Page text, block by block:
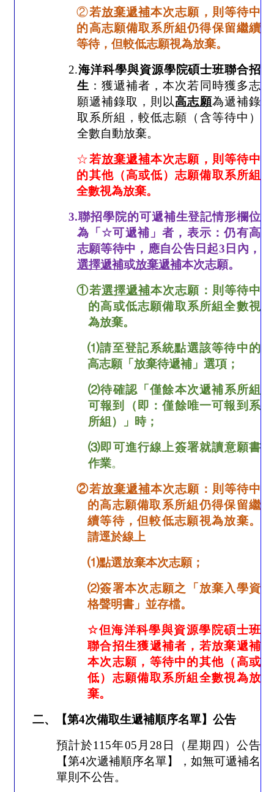
②若放棄遞補本次志願，則等待中
的高志願備取系所組仍得保留繼續
等待，但較低志願視為放棄。
2.海洋科學與資源學院碩士班聯合招
生 ：獲遞補者，本次若同時獲多志
願遞補錄取，則以高志願為遞補錄
取系所組，較低志願（含等待中）
全數自動放棄。
☆若放棄遞補本次志願，則等待中
的其他（高或低）志願備取系所組
全數視為放棄。
3.聯招學院的可遞補生登記情形欄位
為「 ☆可遞補」者，表示：仍有高
志願等待中，應自公告日起3 日內，
選擇遞補或放棄遞補本次志願。
①若選擇遞補本次志願：則等待中
的高或低志願備取系所組全數視
為放棄。
⑴請至登記系統點選該等待中的
高志願「放棄待遞補」選項；
⑵待確認「僅餘本次遞補系所組
可報到（即：僅餘唯一可報到系
所組）」時；
⑶即可進行線上簽署就讀意願書
作業。
②若放棄遞補本次志願：則等待中
的高志願備取系所組仍得保留繼
續等待，但較低志願視為放棄。
請逕於線上
⑴點選放棄本次志願；
⑵簽署本次志願之「放棄入學資
格聲明書」並存檔。
☆但海洋科學與資源學院碩士班
聯合招生獲遞補者，若放棄遞補
本次志願，等待中的其他（高或
低）志願備取系所組全數視為放
棄。
二、【第4次備取生遞補順序名單】公告
預計於115年05 月 28 日（星期四）公告
【第4次遞補順序名單】，如無可遞補名
單則不公告。